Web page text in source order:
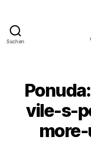
Suchen
vile-s-